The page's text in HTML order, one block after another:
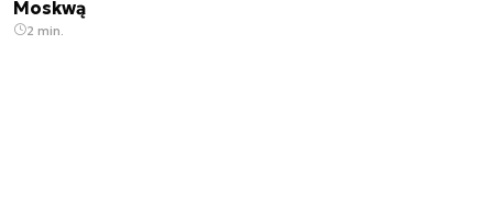
Moskwą
2 min.